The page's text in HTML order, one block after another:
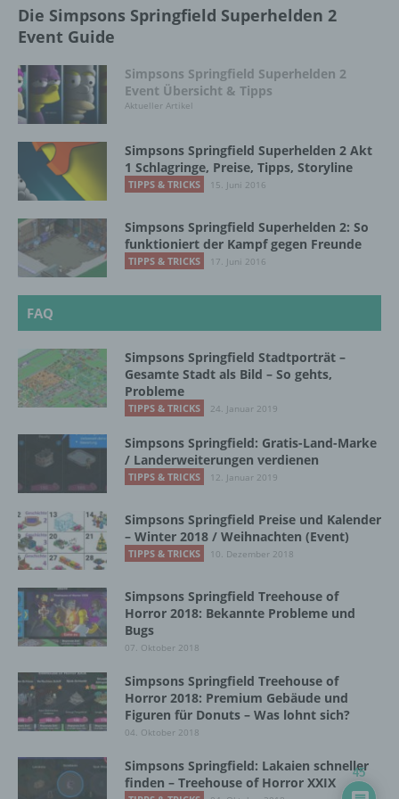
Die Simpsons Springfield Superhelden 2
Event Guide
Simpsons Springfield Superhelden 2
Event Übersicht & Tipps
Aktueller Artikel
Simpsons Springfield Superhelden 2 Akt
1 Schlagringe, Preise, Tipps, Storyline
TIPPS & TRICKS 15. Juni 2016
Simpsons Springfield Superhelden 2: So
funktioniert der Kampf gegen Freunde
TIPPS & TRICKS 17. Juni 2016
FAQ
Simpsons Springfield Stadtporträt –
Gesamte Stadt als Bild – So gehts,
Probleme
TIPPS & TRICKS 24. Januar 2019
Simpsons Springfield: Gratis-Land-Marke
/ Landerweiterungen verdienen
TIPPS & TRICKS 12. Januar 2019
Simpsons Springfield Preise und Kalender
– Winter 2018 / Weihnachten (Event)
TIPPS & TRICKS 10. Dezember 2018
Simpsons Springfield Treehouse of
Horror 2018: Bekannte Probleme und
Bugs
07. Oktober 2018
Simpsons Springfield Treehouse of
Horror 2018: Premium Gebäude und
Figuren für Donuts – Was lohnt sich?
04. Oktober 2018
Simpsons Springfield: Lakaien schneller
finden – Treehouse of Horror XXIX
45
und den Personen, die unter der
unmittelbaren Verantwortung des
Auftragsverarbeiters befugt sind, die
personenbezogenen Daten zu verarbeiten.
k) Einwilligung
Einwilligung ist jede von der betroffenen
informierter Weise und unmissverständlich
abgegebene Willensbekundung in Form
einer Erklärung oder einer sonstigen
eindeutigen bestätigenden Handlung, mit der
die betroffene Person zu verstehen gibt, dass
personenbezogenen Daten einverstanden
ist.
Name und Anschrift des für die Verarbeitung
Verantwortlicher im Sinne der Datenschutz-
Grundverordnung, sonstiger in den Mitgliedstaaten
Datenschutzgesetze und anderer Bestimmungen
mit datenschutzrechtlichem Charakter ist die:
Schlehenweg 20
18069 Lambrechtshagen
DE
Die Internetseiten verwenden teilweise so